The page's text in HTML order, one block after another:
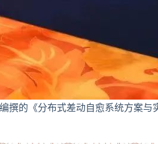
《分布式差动自愈系统方案与